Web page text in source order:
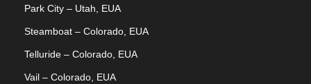
Park City – Utah, EUA
Steamboat – Colorado, EUA
Telluride – Colorado, EUA
Vail – Colorado, EUA